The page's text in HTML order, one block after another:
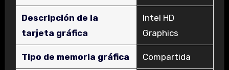
Descripción de la
tarjeta gráfica
‎Intel HD
Graphics
Tipo de memoria gráfica ‎Compartida